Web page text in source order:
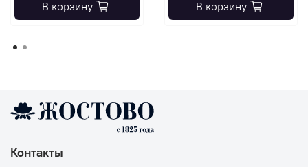
В корзину В корзину
Контакты